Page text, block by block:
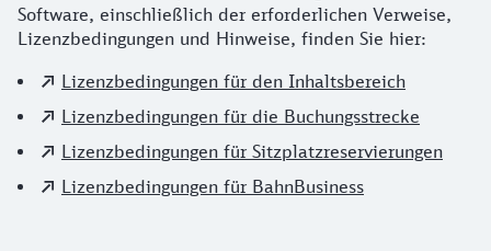
Software, einschließlich der erforderlichen Verweise,
Lizenzbedingungen und Hinweise, finden Sie hier:
Lizenzbedingungen für den Inhaltsbereich
Lizenzbedingungen für die Buchungsstrecke
Lizenzbedingungen für Sitzplatzreservierungen
Lizenzbedingungen für BahnBusiness